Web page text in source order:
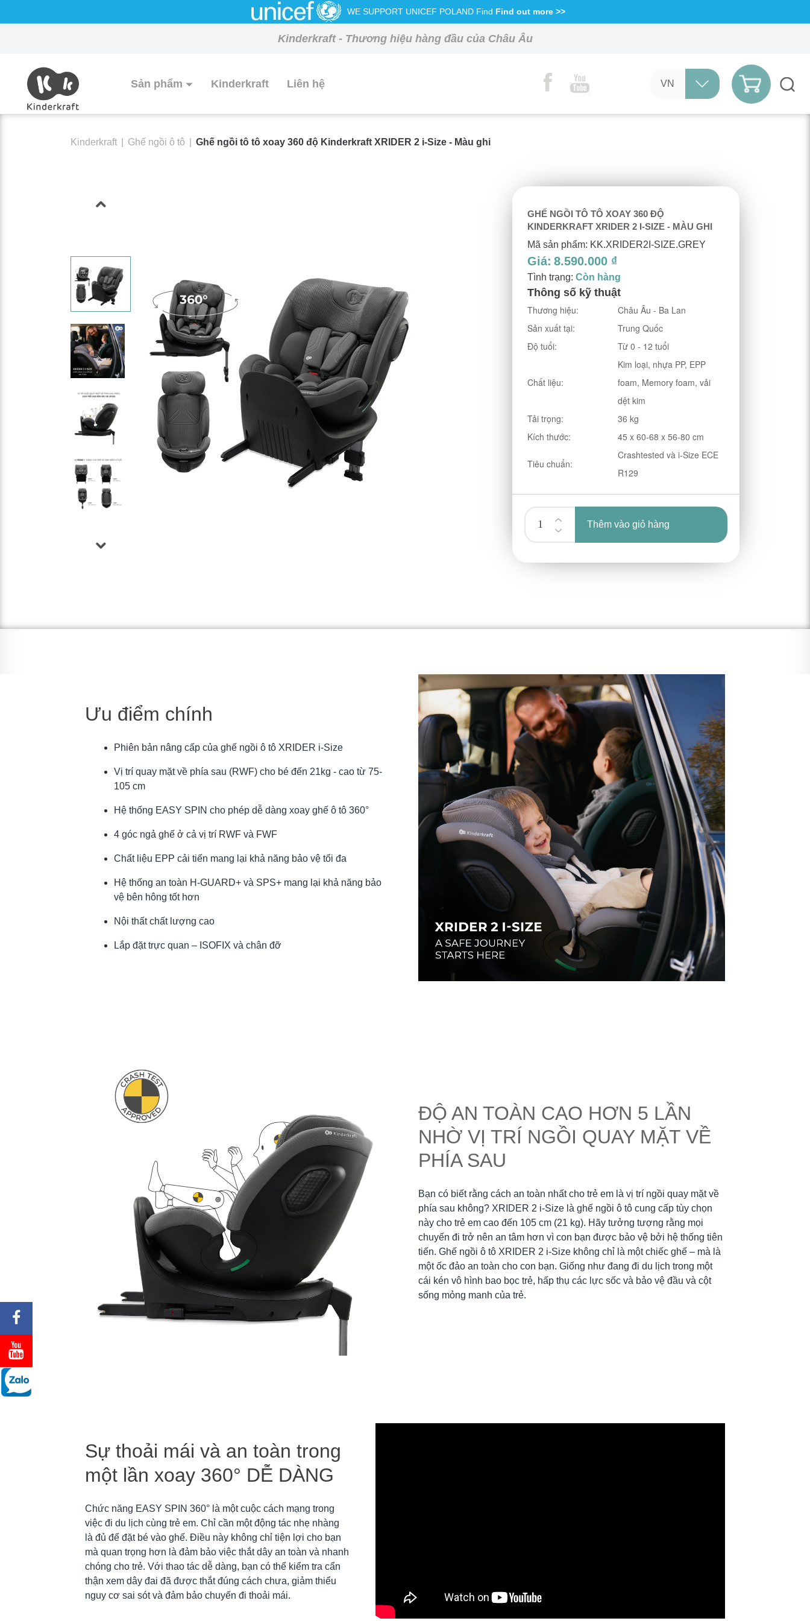
WE SUPPORT UNICEF POLAND Find Find out more >>
Kinderkraft - Thương hiệu hàng đầu của Châu Âu
Sản phẩm Kinderkraft Liên hệ VN
EN
Kinderkraft Ghế ngồi ô tô Ghế ngồi tô tô xoay 360 độ Kinderkraft XRIDER 2 i-Size - Màu ghi
GHẾ NGỒI TÔ TÔ XOAY 360 ĐỘ
KINDERKRAFT XRIDER 2 I-SIZE - MÀU GHI
Mã sản phẩm: KK.XRIDER2I-SIZE.GREY
Giá: 8.590.000 ₫
Tình trạng: Còn hàng
Thông số kỹ thuật
Thương hiệu:
Châu Âu - Ba Lan
Sản xuất tại:
Trung Quốc
Độ tuổi:
Từ 0 - 12 tuổi
Chất liệu:
Kim loại, nhựa PP, EPP
foam, Memory foam, vải
dệt kim
Tải trọng:
36 kg
Kích thước:
45 x 60-68 x 56-80 cm
Tiêu chuẩn:
Crashtested và i-Size ECE
R129
Thêm vào giỏ hàng
Ưu điểm chính
Phiên bản nâng cấp của ghế ngồi ô tô XRIDER i-Size
Vị trí quay mặt về phía sau (RWF) cho bé đến 21kg - cao từ 75-
105 cm
Hệ thống EASY SPIN cho phép dễ dàng xoay ghế ô tô 360°
4 góc ngả ghế ở cả vị trí RWF và FWF
Chất liệu EPP cải tiến mang lại khả năng bảo vệ tối đa
Hệ thống an toàn H-GUARD+ và SPS+ mang lại khả năng bảo
vệ bên hông tốt hơn
Nội thất chất lượng cao
Lắp đặt trực quan – ISOFIX và chân đỡ
ĐỘ AN TOÀN CAO HƠN 5 LẦN
NHỜ VỊ TRÍ NGỒI QUAY MẶT VỀ
PHÍA SAU
Bạn có biết rằng cách an toàn nhất cho trẻ em là vị trí ngồi quay mặt về
phía sau không? XRIDER 2 i-Size là ghế ngồi ô tô cung cấp tùy chọn
này cho trẻ em cao đến 105 cm (21 kg). Hãy tưởng tượng rằng mọi
chuyến đi trở nên an tâm hơn vì con bạn được bảo vệ bởi hệ thống tiên
tiến. Ghế ngồi ô tô XRIDER 2 i-Size không chỉ là một chiếc ghế – mà là
một ốc đảo an toàn cho con bạn. Giống như đang đi du lịch trong một
cái kén vô hình bao bọc trẻ, hấp thụ các lực sốc và bảo vệ đầu và cột
sống mỏng manh của trẻ.
Sự thoải mái và an toàn trong
một lần xoay 360° DỄ DÀNG
Chức năng EASY SPIN 360° là một cuộc cách mạng trong
việc đi du lịch cùng trẻ em. Chỉ cần một động tác nhẹ nhàng
là đủ để đặt bé vào ghế. Điều này không chỉ tiện lợi cho bạn
mà quan trọng hơn là đảm bảo việc thắt dây an toàn và nhanh
chóng cho trẻ. Với thao tác dễ dàng, bạn có thể kiểm tra cẩn
thận xem dây đai đã được thắt đúng cách chưa, giảm thiểu
nguy cơ sai sót và đảm bảo chuyến đi thoải mái.
00:00 / 00:00